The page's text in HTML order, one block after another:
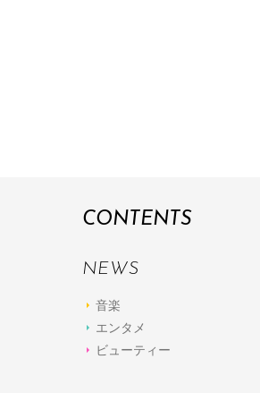
CONTENTS
NEWS
音楽
エンタメ
ビューティー